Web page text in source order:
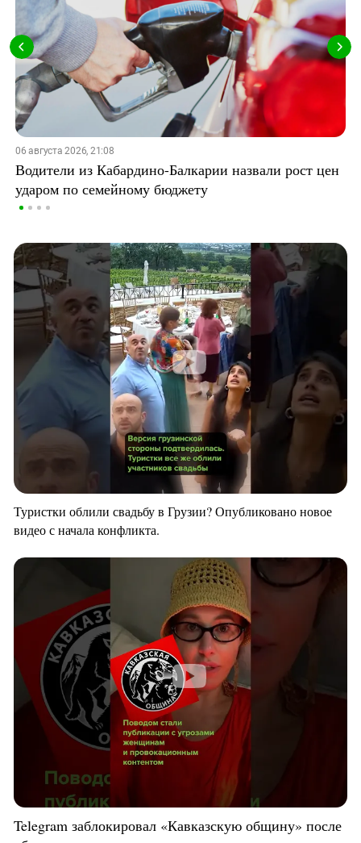
06 августа 2026, 21:08
Водители из Кабардино-Балкарии назвали рост цен
ударом по семейному бюджету
Туристки облили свадьбу в Грузии? Опубликовано новое
видео с начала конфликта.
Telegram заблокировал «Кавказскую общину» после